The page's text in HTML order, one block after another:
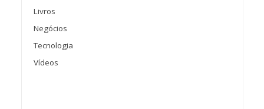
Livros
Negócios
Tecnologia
Vídeos